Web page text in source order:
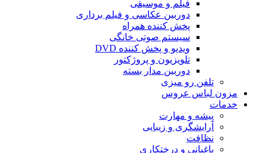
فیلم و موسیقی
دوربین عکاسی و فیلم برداری
پخش کننده همراه
سیستم صوتی خانگی
ویدیو و پخش کننده DVD
تلویزیون و پروژکتور
دوربین مدار بسته
تلفن رو میزی
مزون لباس عروس
خدمات
پیشه و مهارت
آرایشگری و زیبایی
نظافت
باغبانی و درختکاری